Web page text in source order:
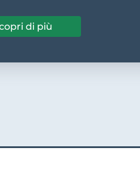
di più